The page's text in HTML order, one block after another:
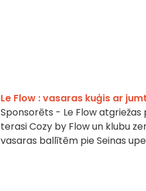
Le Flow : vasaras kuģis ar
Sponsorēts - Le Flow
terasi Cozy by Flow un klubu
vasaras ballītēm pie Seinas